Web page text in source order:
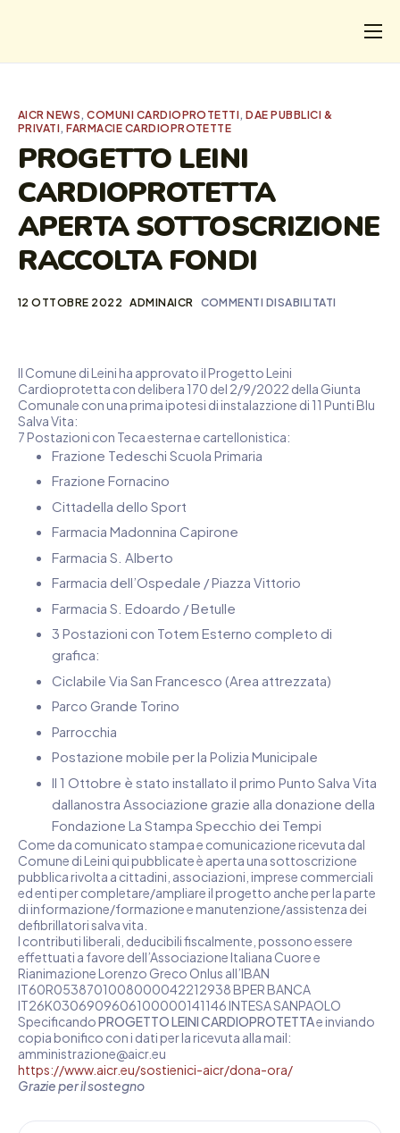
CHI
I SALVATI
FORMAZIONE
PROGETTI
NEWS
AICR NEWS,COMUNI CARDIOPROTETTI,DAE PUBBLICI &
PRIVATI,FARMACIE CARDIOPROTETTE
PROGETTO LEINI
CARDIOPROTETTA
APERTA SOTTOSCRIZIONE
RACCOLTA FONDI
12 OTTOBRE 2022 ADMINAICR COMMENTI DISABILITATI
Il Comune di Leini ha approvato il Progetto Leini
Cardioprotetta con delibera 170 del 2/9/2022 della Giunta
Comunale con una prima ipotesi di instalazzione di 11 Punti Blu
Salva Vita:
7 Postazioni con Teca esterna e cartellonistica:
Frazione Tedeschi Scuola Primaria
Frazione Fornacino
Cittadella dello Sport
Farmacia Madonnina Capirone
Farmacia S. Alberto
Farmacia dell’Ospedale / Piazza Vittorio
Farmacia S. Edoardo / Betulle
3 Postazioni con Totem Esterno completo di
grafica:
Ciclabile Via San Francesco (Area attrezzata)
Parco Grande Torino
Parrocchia
Postazione mobile per la Polizia Municipale
Il 1 Ottobre è stato installato il primo Punto Salva Vita
dallanostra Associazione grazie alla donazione della
Fondazione La Stampa Specchio dei Tempi
Come da comunicato stampa e comunicazione ricevuta dal
Comune di Leini qui pubblicate è aperta una sottoscrizione
pubblica rivolta a cittadini, associazioni, imprese commerciali
ed enti per completare/ampliare il progetto anche per la parte
di informazione/formazione e manutenzione/assistenza dei
defibrillatori salva vita.
I contributi liberali, deducibili fiscalmente, possono essere
effettuati a favore dell’Associazione Italiana Cuore e
Rianimazione Lorenzo Greco Onlus all’IBAN
IT60R0538701008000042212938 BPER BANCA
IT26K0306909606100000141146 INTESA SANPAOLO
SpecificandoPROGETTO LEINI CARDIOPROTETTAe inviando
copia bonifico con i dati per la ricevuta alla mail:
amministrazione@aicr.eu
https://www.aicr.eu/sostienici-aicr/dona-ora/
Grazie per il sostegno